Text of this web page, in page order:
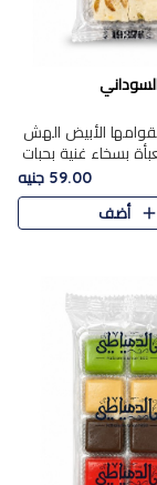
الأبيض الهش
بسخاء غنية بحبات
المحمص التي
مميزة مرضية
مع حلا..
59.00 جنيه
أضف